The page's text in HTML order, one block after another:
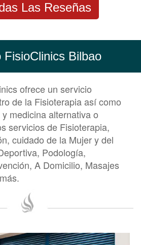
Las Reseñas
FisioClinics Bilbao
ofrece un servicio
de la Fisioterapia así como
medicina alternativa o
servicios de Fisioterapia,
cuidado de la Mujer y del
Podología,
A Domicilio, Masajes